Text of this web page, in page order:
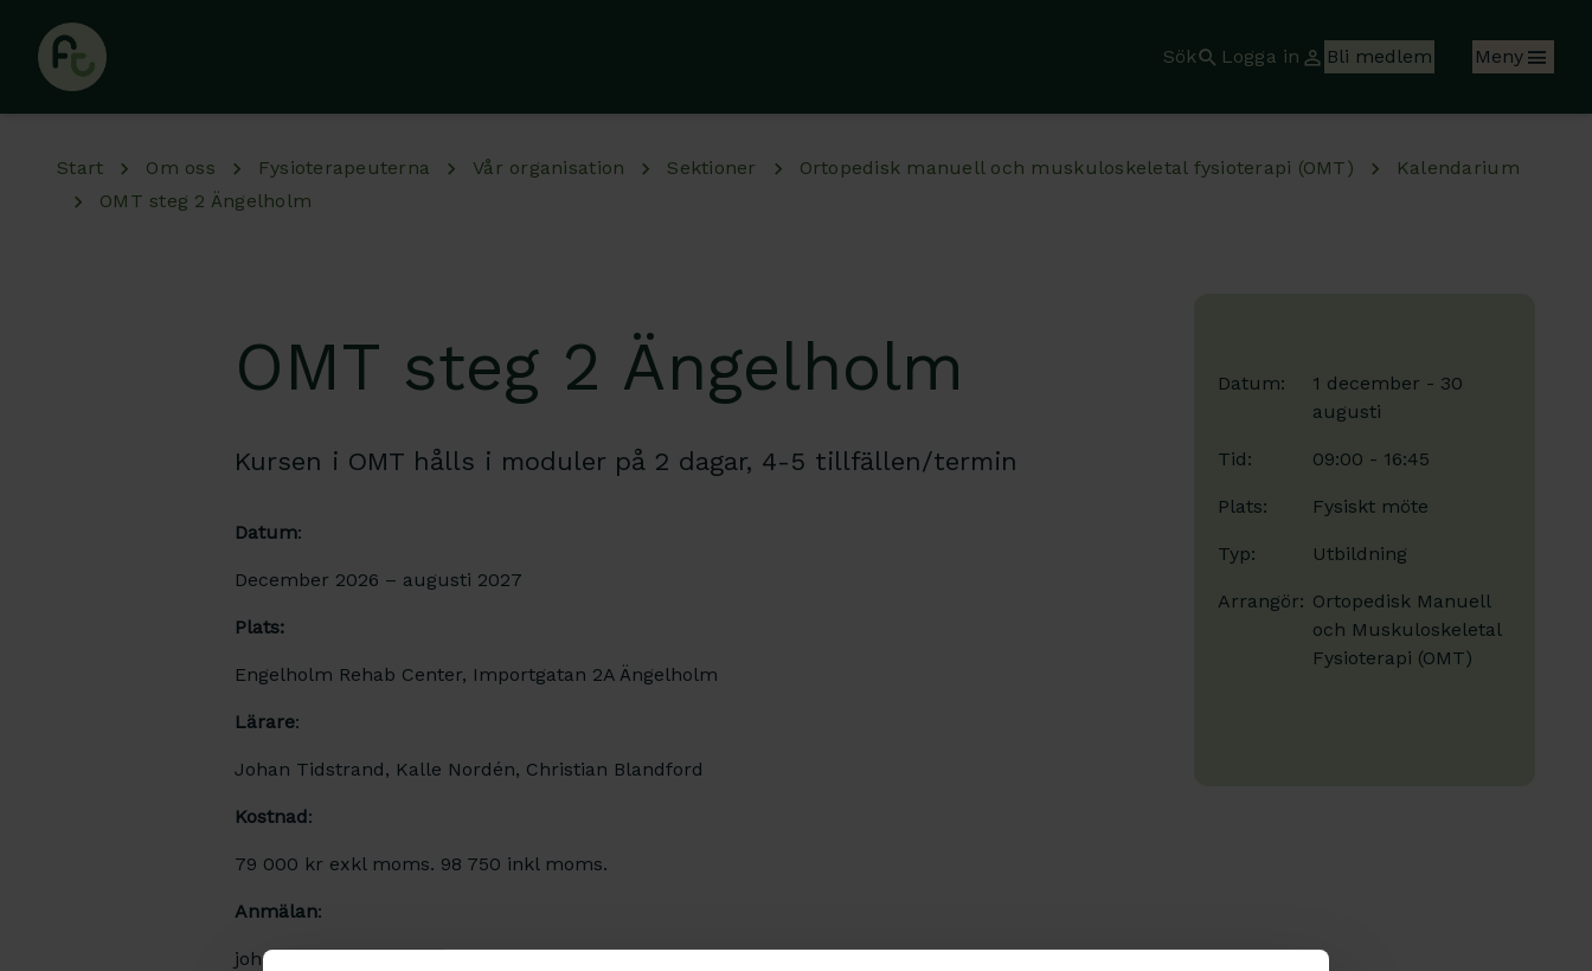
Sök
Logga in Bli medlem Meny
Start Om oss Fysioterapeuterna Vår organisation Sektioner Ortopedisk manuell och muskuloskeletal fysioterapi (OMT)
Kalendarium
OMT steg 2 Ängelholm
Datum:
1 december - 30
augusti
Tid: 09:00 - 16:45
Plats: Fysiskt möte
Typ: Utbildning
Arrangör: Ortopedisk Manuell
och Muskuloskeletal
Fysioterapi (OMT)
OMT steg 2 Ängelholm
Kursen i OMT hålls i moduler på 2 dagar, 4-5 tillfällen/termin
Datum:
December 2026 – augusti 2027
Plats:
Engelholm Rehab Center, Importgatan 2A Ängelholm
Lärare:
Johan Tidstrand, Kalle Nordén, Christian Blandford
Kostnad:
79 000 kr exkl moms. 98 750 inkl moms.
Anmälan:
johan@engelholmrehabcenter.se Max 12 deltagare.